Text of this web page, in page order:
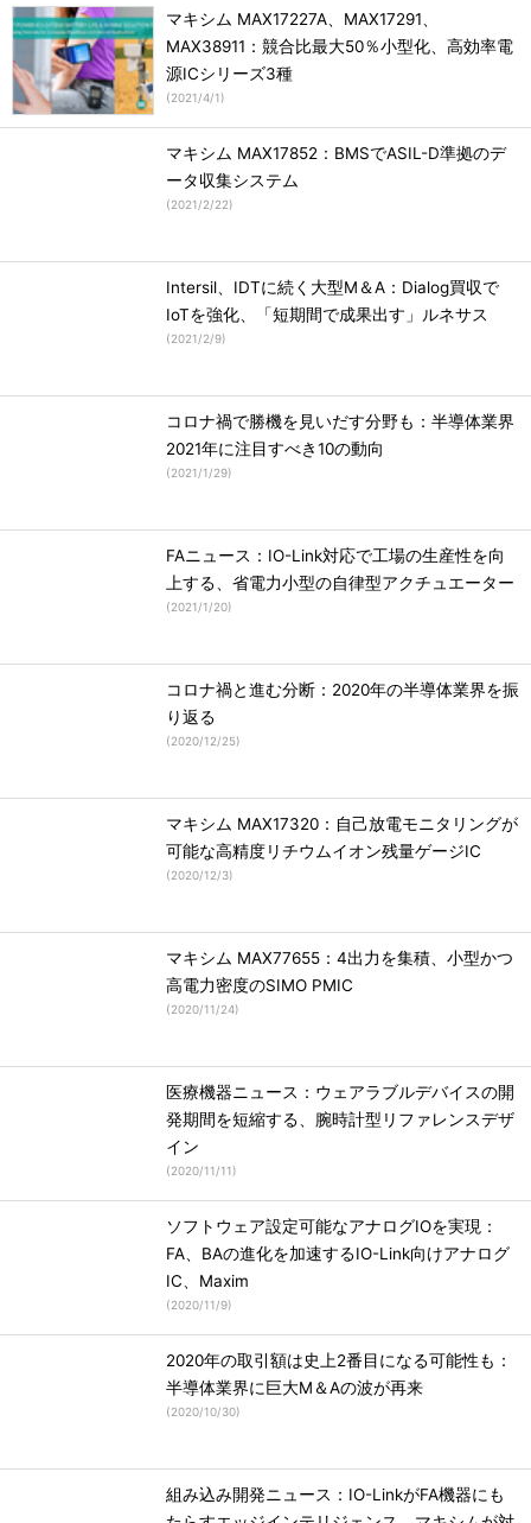
マキシム MAX17227A、MAX17291、
MAX38911：競合比最大50％小型化、高効率電
源ICシリーズ3種
(2021/4/1)
マキシム MAX17852：BMSでASIL-D準拠のデ
ータ収集システム
(2021/2/22)
Intersil、IDTに続く大型M＆A：Dialog買収で
IoTを強化、「短期間で成果出す」ルネサス
(2021/2/9)
コロナ禍で勝機を見いだす分野も：半導体業界
2021年に注目すべき10の動向
(2021/1/29)
FAニュース：IO-Link対応で工場の生産性を向
上する、省電力小型の自律型アクチュエーター
(2021/1/20)
コロナ禍と進む分断：2020年の半導体業界を振
り返る
(2020/12/25)
マキシム MAX17320：自己放電モニタリングが
可能な高精度リチウムイオン残量ゲージIC
(2020/12/3)
マキシム MAX77655：4出力を集積、小型かつ
高電力密度のSIMO PMIC
(2020/11/24)
医療機器ニュース：ウェアラブルデバイスの開
発期間を短縮する、腕時計型リファレンスデザ
イン
(2020/11/11)
ソフトウェア設定可能なアナログIOを実現：
FA、BAの進化を加速するIO-Link向けアナログ
IC、Maxim
(2020/11/9)
2020年の取引額は史上2番目になる可能性も：
半導体業界に巨大M＆Aの波が再来
(2020/10/30)
組み込み開発ニュース：IO-LinkがFA機器にも